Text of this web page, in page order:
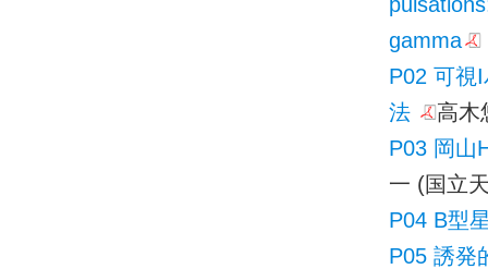
gamma
P02 可視
法
高木
P03 岡山
一 (国立
P04 B型
P05 誘発